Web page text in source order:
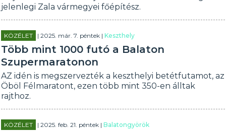
jelenlegi Zala vármegyei főépítész.
KÖZÉLET | 2025. már. 7. péntek |Keszthely
Több mint 1000 futó a Balaton
Szupermaratonon
AZ idén is megszervezték a keszthelyi betétfutamot, az
Öböl Félmaratont, ezen több mint 350-en álltak
rajthoz.
KÖZÉLET | 2025. feb. 21. péntek |Balatongyörök